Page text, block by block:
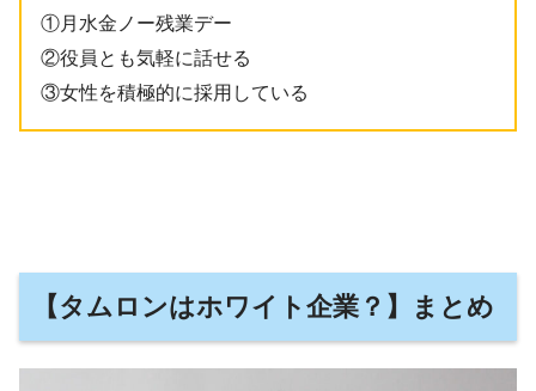
①月水金ノー残業デー
②役員とも気軽に話せる
③女性を積極的に採用している
【タムロンはホワイト企業？】まとめ